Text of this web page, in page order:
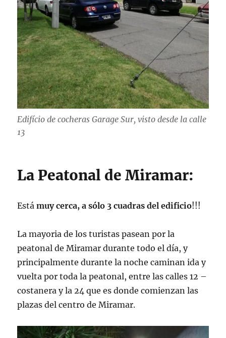
Edifício de cocheras Garage Sur, visto desde la calle
13
La Peatonal de Miramar:
Estámuy cerca, a sólo 3 cuadras del edificio!!!
La mayoria de los turistas pasean por la
peatonal de Miramar durante todo el día, y
principalmente durante la noche caminan ida y
vuelta por toda la peatonal, entre las calles 12 –
costanera y la 24 que es donde comienzan las
plazas del centro de Miramar.